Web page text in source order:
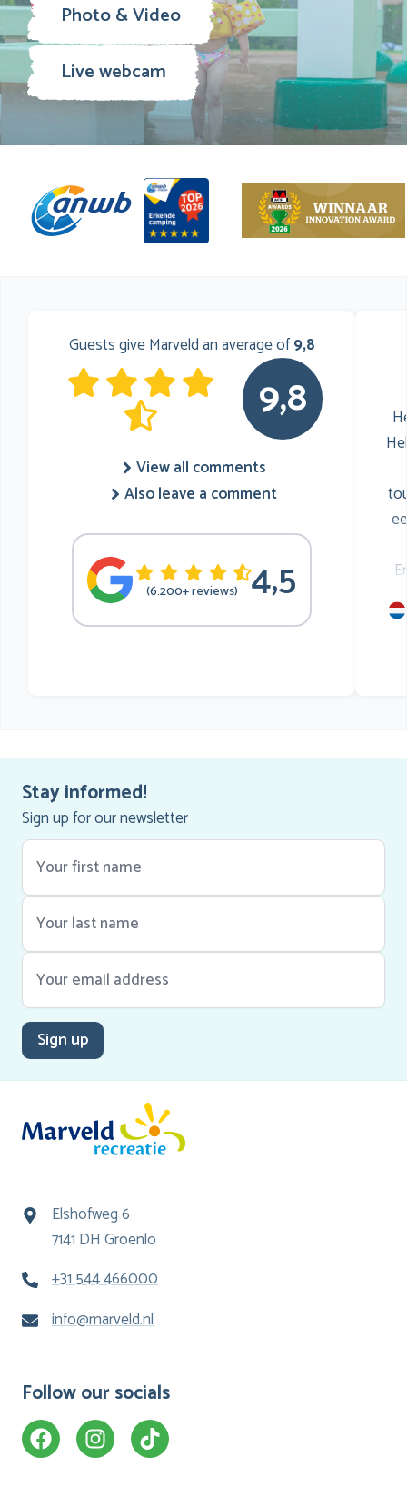
Photo & Video
Live webcam
Guests give Marveld an average of9,8
9,8
View all comments
Also leave a comment
(6.200+ reviews) 4,5
Stay informed!
Sign up for our newsletter
Sign up
Elshofweg 6
7141 DH Groenlo
+31 544 466000
info@marveld.nl
Follow our socials